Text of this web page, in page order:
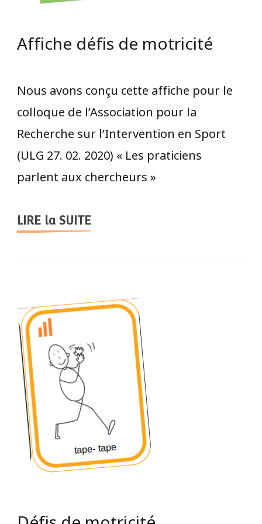
Affiche défis de motricité
Nous avons conçu cette affiche pour le
colloque de l’Association pour la
Recherche sur l’Intervention en Sport
(ULG 27. 02. 2020) « Les praticiens
parlent aux chercheurs »
LIRE la SUITE